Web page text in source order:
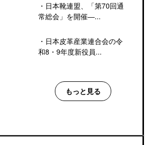
・ 日本靴連盟、「第70回通
常総会」を開催―...
・ 日本皮革産業連合会の令
和8・9年度新役員...
もっと見る